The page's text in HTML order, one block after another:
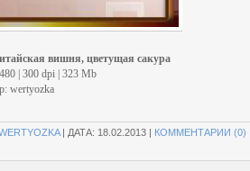
вишня, цветущая сакура
| 300 dpi | 323 Mb
wertyozka
| ДАТА: 18.02.2013 | КОММЕНТАРИИ (0)